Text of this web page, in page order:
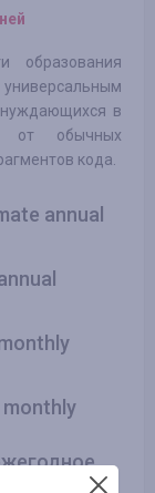
образования
в
от обычных
кода.
annual